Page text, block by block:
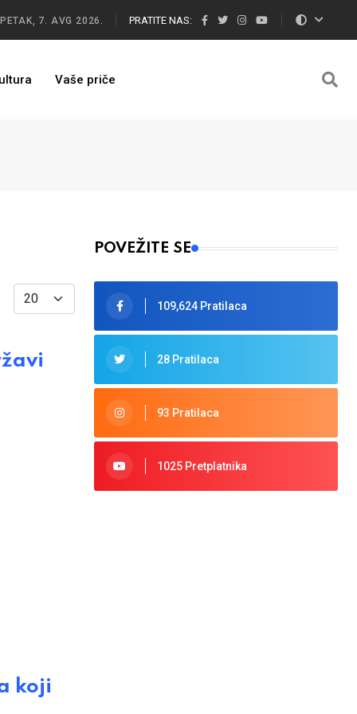
PETAK, 7. AVG 2026. PRATITE NAS:
Vaše priče
Display #
koji
POVEŽITE SE
109,624 Pratilaca
28 Pratilaca
93 Pratilaca
1025 Pretplatnika